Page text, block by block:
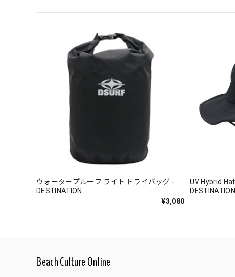
ウォータープルーフ ライト ドライバッグ -
DESTINATION
¥3,080
UV Hybrid
DESTINATION
Beach Culture Online